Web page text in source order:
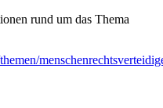
rund um das Thema